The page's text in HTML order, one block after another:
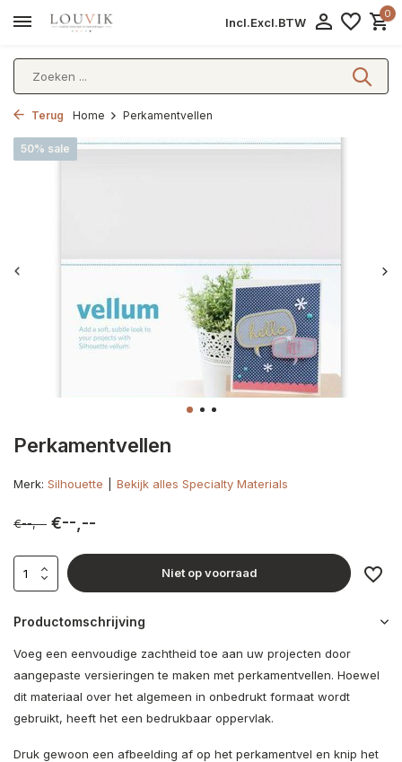
Incl.Excl.BTW
0
Terug Home Perkamentvellen
Perkamentvellen
50% sale
Merk: Silhouette Bekijk alles Specialty Materials
€--,-- €--,--
Niet op voorraad
Productomschrijving
Voeg een eenvoudige zachtheid toe aan uw projecten door
aangepaste versieringen te maken met perkamentvellen. Hoewel
dit materiaal over het algemeen in onbedrukt formaat wordt
gebruikt, heeft het een bedrukbaar oppervlak.
Druk gewoon een afbeelding af op het perkamentvel en knip het